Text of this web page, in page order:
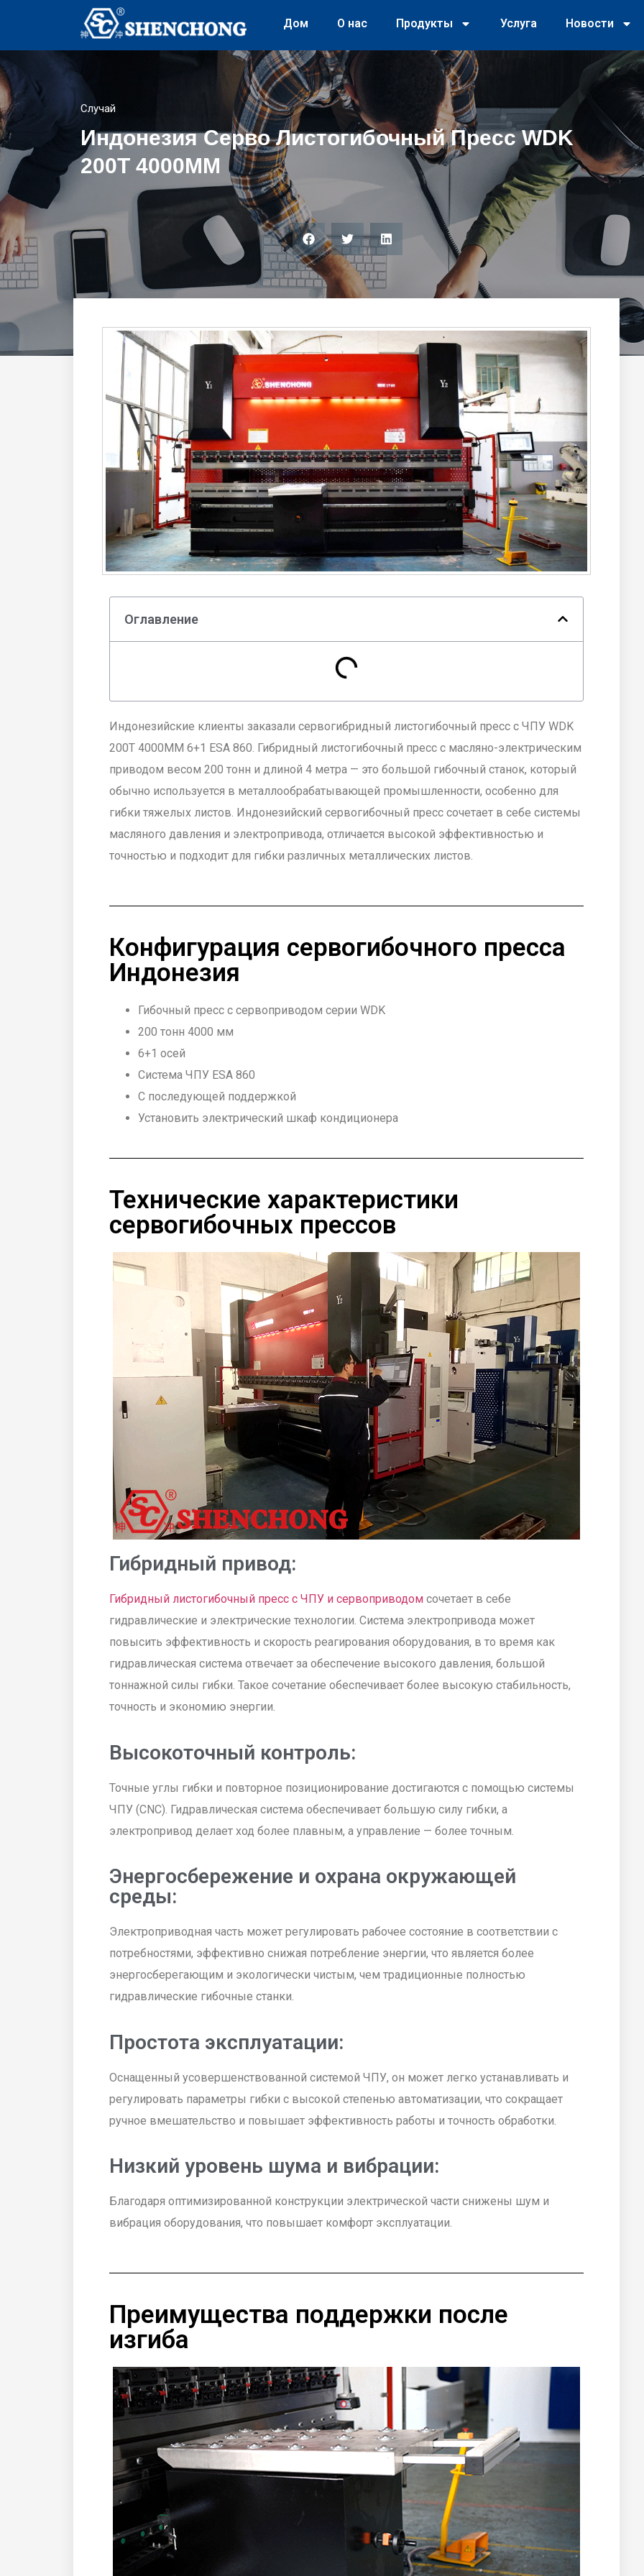
Дом О нас Продукты Услуга Новости
Случай
Индонезия Серво Листогибочный Пресс WDK
200T 4000MM
Оглавление
Индонезийские клиенты заказали сервогибридный листогибочный пресс с ЧПУ WDK
200T 4000MM 6+1 ESA 860. Гибридный листогибочный пресс с масляно-электрическим
приводом весом 200 тонн и длиной 4 метра — это большой гибочный станок, который
обычно используется в металлообрабатывающей промышленности, особенно для
гибки тяжелых листов. Индонезийский сервогибочный пресс сочетает в себе системы
масляного давления и электропривода, отличается высокой эффективностью и
точностью и подходит для гибки различных металлических листов.
Конфигурация сервогибочного пресса
Индонезия
Гибочный пресс с сервоприводом серии WDK
200 тонн 4000 мм
6+1 осей
Система ЧПУ ESA 860
С последующей поддержкой
Установить электрический шкаф кондиционера
Технические характеристики
сервогибочных прессов
Гибридный привод:
Гибридный листогибочный пресс с ЧПУ и сервоприводом сочетает в себе
гидравлические и электрические технологии. Система электропривода может
повысить эффективность и скорость реагирования оборудования, в то время как
гидравлическая система отвечает за обеспечение высокого давления, большой
тоннажной силы гибки. Такое сочетание обеспечивает более высокую стабильность,
точность и экономию энергии.
Высокоточный контроль:
Точные углы гибки и повторное позиционирование достигаются с помощью системы
ЧПУ (CNC). Гидравлическая система обеспечивает большую силу гибки, а
электропривод делает ход более плавным, а управление — более точным.
Энергосбережение и охрана окружающей
среды:
Электроприводная часть может регулировать рабочее состояние в соответствии с
потребностями, эффективно снижая потребление энергии, что является более
энергосберегающим и экологически чистым, чем традиционные полностью
гидравлические гибочные станки.
Простота эксплуатации:
Оснащенный усовершенствованной системой ЧПУ, он может легко устанавливать и
регулировать параметры гибки с высокой степенью автоматизации, что сокращает
ручное вмешательство и повышает эффективность работы и точность обработки.
Низкий уровень шума и вибрации:
Благодаря оптимизированной конструкции электрической части снижены шум и
вибрация оборудования, что повышает комфорт эксплуатации.
Преимущества поддержки после
изгиба